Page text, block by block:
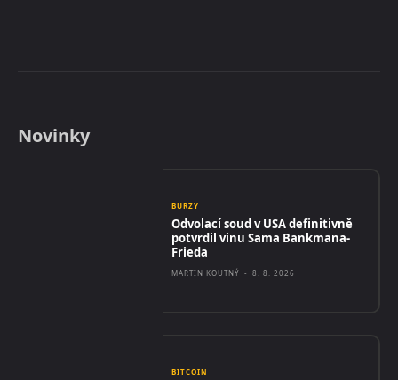
Novinky
BURZY
Odvolací soud v USA definitivně
potvrdil vinu Sama Bankmana-
Frieda
MARTIN KOUTNÝ - 8. 8. 2026
BITCOIN